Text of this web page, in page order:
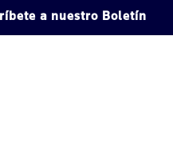
a nuestro Boletín